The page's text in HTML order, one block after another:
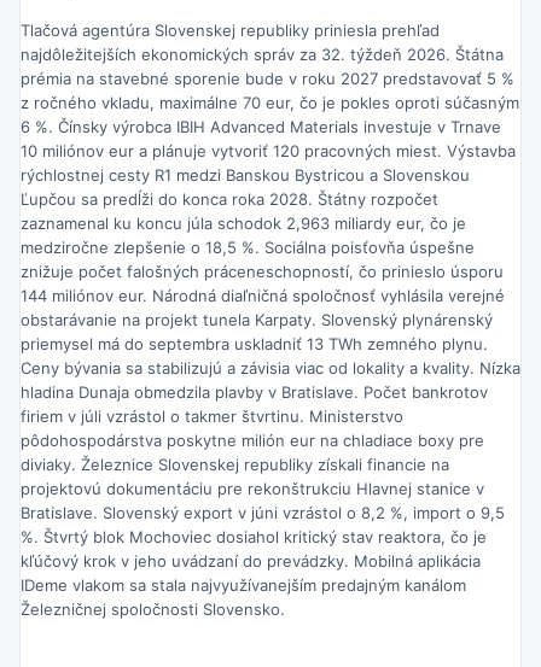
Tlačová agentúra Slovenskej republiky priniesla prehľad
najdôležitejších ekonomických správ za 32. týždeň 2026. Štátna
prémia na stavebné sporenie bude v roku 2027 predstavovať 5 %
z ročného vkladu, maximálne 70 eur, čo je pokles oproti súčasným
6 %. Čínsky výrobca IBIH Advanced Materials investuje v Trnave
10 miliónov eur a plánuje vytvoriť 120 pracovných miest. Výstavba
rýchlostnej cesty R1 medzi Banskou Bystricou a Slovenskou
Ľupčou sa predĺži do konca roka 2028. Štátny rozpočet
zaznamenal ku koncu júla schodok 2,963 miliardy eur, čo je
medziročne zlepšenie o 18,5 %. Sociálna poisťovňa úspešne
znižuje počet falošných práceneschopností, čo prinieslo úsporu
144 miliónov eur. Národná diaľničná spoločnosť vyhlásila verejné
obstarávanie na projekt tunela Karpaty. Slovenský plynárenský
priemysel má do septembra uskladniť 13 TWh zemného plynu.
Ceny bývania sa stabilizujú a závisia viac od lokality a kvality. Nízka
hladina Dunaja obmedzila plavby v Bratislave. Počet bankrotov
firiem v júli vzrástol o takmer štvrtinu. Ministerstvo
pôdohospodárstva poskytne milión eur na chladiace boxy pre
diviaky. Železnice Slovenskej republiky získali financie na
projektovú dokumentáciu pre rekonštrukciu Hlavnej stanice v
Bratislave. Slovenský export v júni vzrástol o 8,2 %, import o 9,5
%. Štvrtý blok Mochoviec dosiahol kritický stav reaktora, čo je
kľúčový krok v jeho uvádzaní do prevádzky. Mobilná aplikácia
IDeme vlakom sa stala najvyužívanejším predajným kanálom
Železničnej spoločnosti Slovensko.